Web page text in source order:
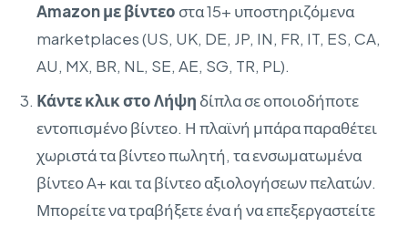
Amazon με βίντεο στα 15+ υποστηριζόμενα
marketplaces (US, UK, DE, JP, IN, FR, IT, ES, CA,
AU, MX, BR, NL, SE, AE, SG, TR, PL).
Κάντε κλικ στο Λήψη δίπλα σε οποιοδήποτε
εντοπισμένο βίντεο. Η πλαϊνή μπάρα παραθέτει
χωριστά τα βίντεο πωλητή, τα ενσωματωμένα
βίντεο A+ και τα βίντεο αξιολογήσεων πελατών.
Μπορείτε να τραβήξετε ένα ή να επεξεργαστείτε